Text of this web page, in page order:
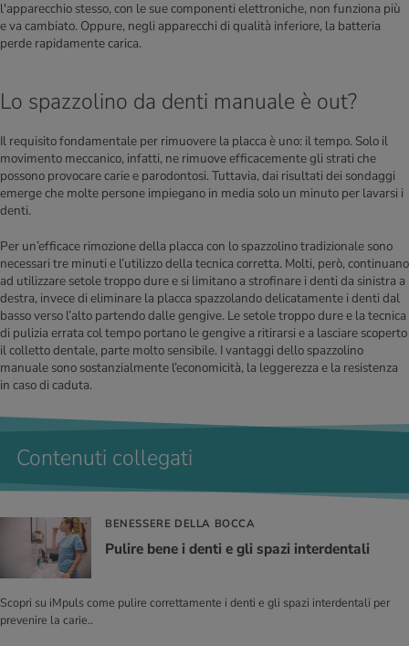
l'apparecchio stesso, con le sue componenti elettroniche, non funziona più
e va cambiato. Oppure, negli apparecchi di qualità inferiore, la batteria
perde rapidamente carica.
Lo spazzolino da denti manuale è out?
Il requisito fondamentale per rimuovere la placca è uno: il tempo. Solo il
movimento meccanico, infatti, ne rimuove efficacemente gli strati che
possono provocare carie e parodontosi. Tuttavia, dai risultati dei sondaggi
emerge che molte persone impiegano in media solo un minuto per lavarsi i
denti.
Per un’efficace rimozione della placca con lo spazzolino tradizionale sono
necessari tre minuti e l’utilizzo della tecnica corretta. Molti, però, continuano
ad utilizzare setole troppo dure e si limitano a strofinare i denti da sinistra a
destra, invece di eliminare la placca spazzolando delicatamente i denti dal
basso verso l’alto partendo dalle gengive. Le setole troppo dure e la tecnica
di pulizia errata col tempo portano le gengive a ritirarsi e a lasciare scoperto
il colletto dentale, parte molto sensibile. I vantaggi dello spazzolino
manuale sono sostanzialmente l’economicità, la leggerezza e la resistenza
in caso di caduta.
Contenuti collegati
BENESSERE DELLA BOCCA
Pu­li­re bene i denti e gli spazi in­ter­den­ta­li
Scopri su iMpuls come pulire correttamente i denti e gli spazi interdentali per
prevenire la carie..